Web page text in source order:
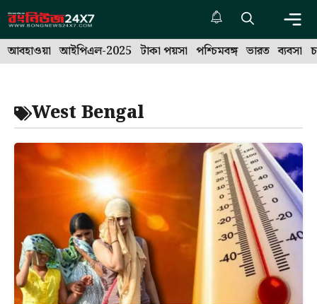
Skip
to
content
আবহাওয়া আইপিএল-2025 টাকা পয়সা পশ্চিমবঙ্গ ভারত ব্যবসা
West Bengal